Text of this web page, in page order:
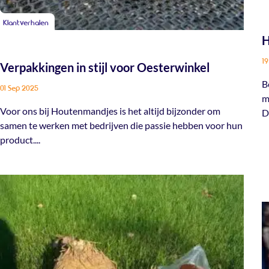
Klantverhalen
Verpakkingen in stijl voor Oesterwinkel
01 Sep 2025
Voor ons bij Houtenmandjes is het altijd bijzonder om
samen te werken met bedrijven die passie hebben voor hun
product....